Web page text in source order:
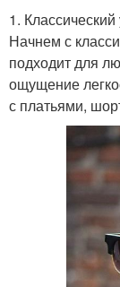
1. Классический
Начнем с
подходит для
ощущение
с платьями,